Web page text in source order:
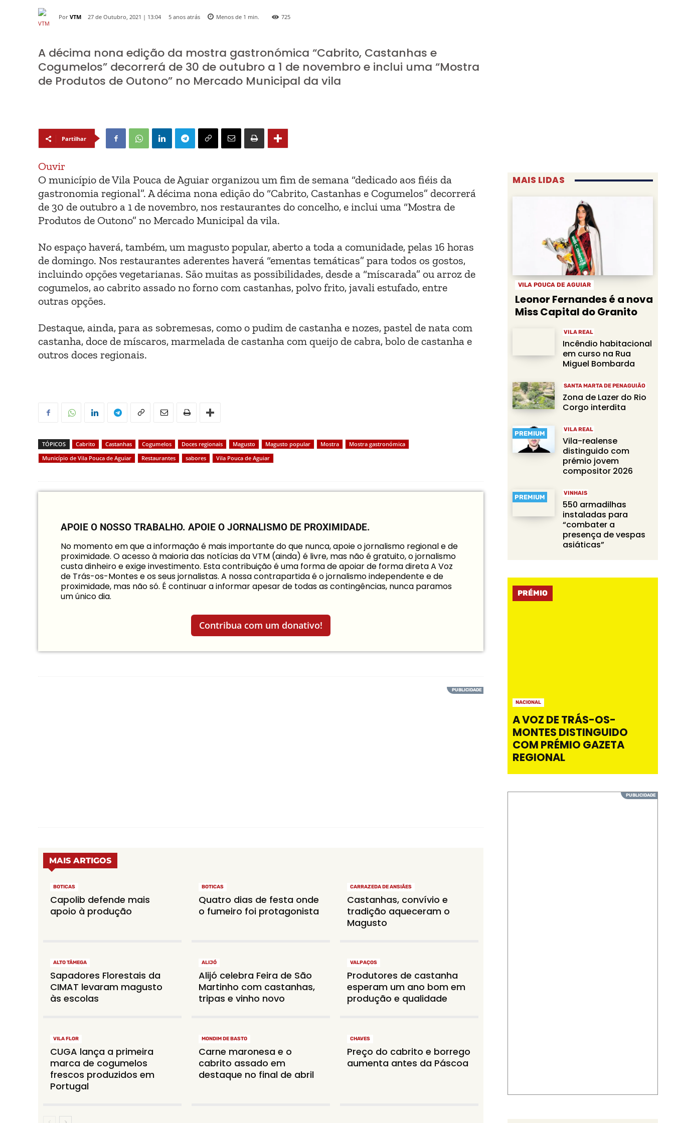
Por VTM 27 de Outubro, 2021 | 13:04 5 anos atrás Menos de 1 min. 725
A décima nona edição da mostra gastronómica “Cabrito, Castanhas e
Cogumelos” decorrerá de 30 de outubro a 1 de novembro e inclui uma “Mostra
de Produtos de Outono” no Mercado Municipal da vila
Partilhar
Ouvir
O município de Vila Pouca de Aguiar organizou um fim de semana “dedicado aos fiéis da
gastronomia regional”. A décima nona edição do “Cabrito, Castanhas e Cogumelos” decorrerá
de 30 de outubro a 1 de novembro, nos restaurantes do concelho, e inclui uma “Mostra de
Produtos de Outono” no Mercado Municipal da vila.
No espaço haverá, também, um magusto popular, aberto a toda a comunidade, pelas 16 horas
de domingo. Nos restaurantes aderentes haverá “ementas temáticas” para todos os gostos,
incluindo opções vegetarianas. São muitas as possibilidades, desde a “míscarada” ou arroz de
cogumelos, ao cabrito assado no forno com castanhas, polvo frito, javali estufado, entre
outras opções.
Destaque, ainda, para as sobremesas, como o pudim de castanha e nozes, pastel de nata com
castanha, doce de míscaros, marmelada de castanha com queijo de cabra, bolo de castanha e
outros doces regionais.
TÓPICOS Cabrito Castanhas Cogumelos Doces regionais Magusto Magusto popular Mostra
Mostra gastronómica
Município de Vila Pouca de Aguiar
Restaurantes sabores Vila Pouca de Aguiar
APOIE O NOSSO TRABALHO. APOIE O JORNALISMO DE PROXIMIDADE.
No momento em que a informação é mais importante do que nunca, apoie o jornalismo regional e de
proximidade. O acesso à maioria das notícias da VTM (ainda) é livre, mas não é gratuito, o jornalismo
custa dinheiro e exige investimento. Esta contribuição é uma forma de apoiar de forma direta A Voz
de Trás-os-Montes e os seus jornalistas. A nossa contrapartida é o jornalismo independente e de
proximidade, mas não só. É continuar a informar apesar de todas as contingências, nunca paramos
um único dia.
Contribua com um donativo!
MAIS ARTIGOS
BOTICAS
Capolib defende mais
apoio à produção
BOTICAS
Quatro dias de festa onde
o fumeiro foi protagonista
CARRAZEDA DE ANSIÃES
Castanhas, convívio e
tradição aqueceram o
Magusto
ALTO TÂMEGA
Sapadores Florestais da
CIMAT levaram magusto
às escolas
ALIJÓ
Alijó celebra Feira de São
Martinho com castanhas,
tripas e vinho novo
VALPAÇOS
Produtores de castanha
esperam um ano bom em
produção e qualidade
VILA FLOR
CUGA lança a primeira
marca de cogumelos
frescos produzidos em
Portugal
MONDIM DE BASTO
Carne maronesa e o
cabrito assado em
destaque no final de abril
CHAVES
Preço do cabrito e borrego
aumenta antes da Páscoa
MAIS LIDAS
VILA POUCA DE AGUIAR
Leonor Fernandes é a nova
Miss Capital do Granito
VILA REAL
Incêndio habitacional
em curso na Rua
Miguel Bombarda
SANTA MARTA DE PENAGUIÃO
Zona de Lazer do Rio
Corgo interdita
PREMIUM
VILA REAL
Vila-realense
distinguido com
prémio jovem
compositor 2026
PREMIUM
VINHAIS
550 armadilhas
instaladas para
“combater a
presença de vespas
asiáticas”
PRÉMIO
NACIONAL
A VOZ DE TRÁS-OS-
MONTES DISTINGUIDO
COM PRÉMIO GAZETA
REGIONAL